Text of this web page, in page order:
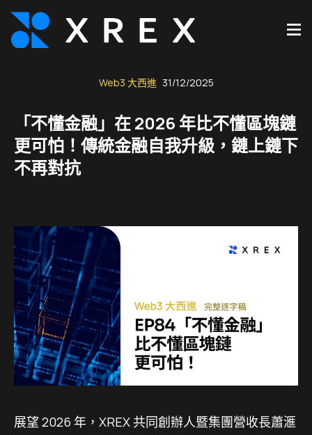
Web3 大西進 31/12/2025
「不懂金融」在 2026 年比不懂區塊鏈
更可怕！傳統金融自我升級，鏈上鏈下
不再對抗
展望 2026 年，XREX 共同創辦人暨集團營收長蕭滙